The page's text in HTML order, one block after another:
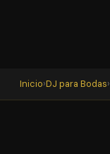
Inicio›DJ para Bodas›